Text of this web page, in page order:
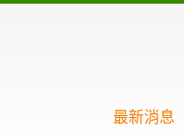
最新消息